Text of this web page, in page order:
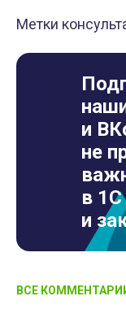
Метки
и
не
в 1С
и
ВСЕ